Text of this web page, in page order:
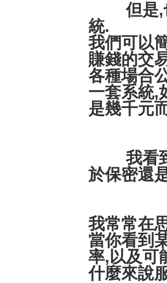
但是,也
統.
我們可以
賺錢的交
各種場合
一套系統,
是幾千元
我看到
於保密還
我常常在
當你看到
率,以及可
什麼來說